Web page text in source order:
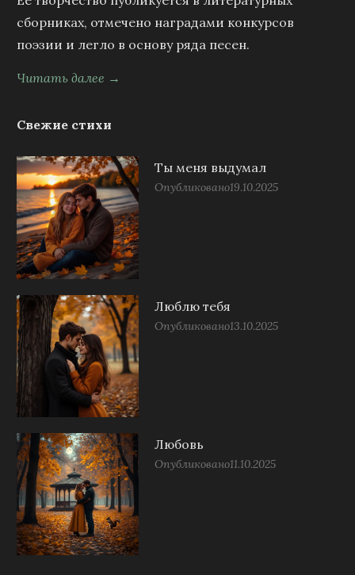
сборниках, отмечено наградами конкурсов
поэзии и легло в основу ряда песен.
Читать далее →
Свежие стихи
Ты меня выдумал
Опубликовано19.10.2025
Люблю тебя
Опубликовано13.10.2025
Любовь
Опубликовано11.10.2025